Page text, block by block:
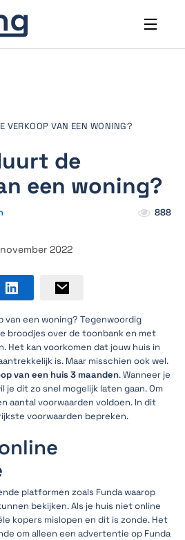
VERKOOP VAN EEN WONING?
de
een woning?
888
2022
van een woning? Tegenwoordig
broodjes over de toonbank en met
Het kan voorkomen dat jouw huis in
is. Maar misschien ook wel.
van een huis 3 maanden. Wanneer je
je dit zo snel mogelijk laten gaan. Om
aantal voorwaarden voldoen. In dit
voorwaarden bepreken.
platformen zoals Funda waarop
bekijken. Als je huis niet online
kopers mislopen en dit is zonde. Het
om alleen een advertentie op Funda